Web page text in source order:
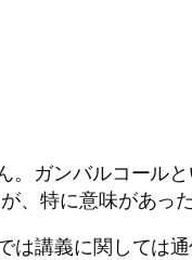
ガンバルコール
、特に意味があっ
講義に関しては